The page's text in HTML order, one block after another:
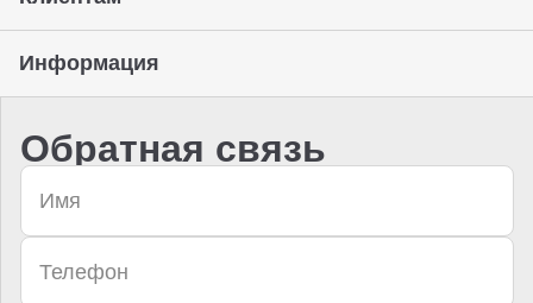
Информация
Обратная связь